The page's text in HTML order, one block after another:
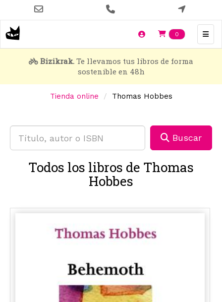
contenido
principal
0 Items en
Bizikrak. Te llevamos tus libros de forma
sostenible en 48h
Tienda online Thomas Hobbes
Buscar
Todos los libros de Thomas
Hobbes